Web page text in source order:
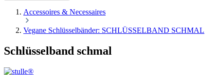
Accessoires & Necessaires
Vegane Schlüsselbänder: SCHLÜSSELBAND SCHMAL
Schlüsselband schmal